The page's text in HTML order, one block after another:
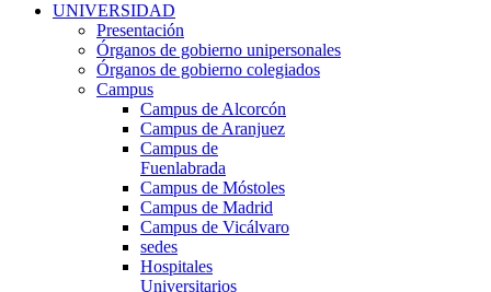
UNIVERSIDAD
Presentación
Órganos de gobierno unipersonales
Órganos de gobierno colegiados
Campus
Campus de Alcorcón
Campus de Aranjuez
Campus de
Fuenlabrada
Campus de Móstoles
Campus de Madrid
Campus de Vicálvaro
sedes
Hospitales
Universitarios